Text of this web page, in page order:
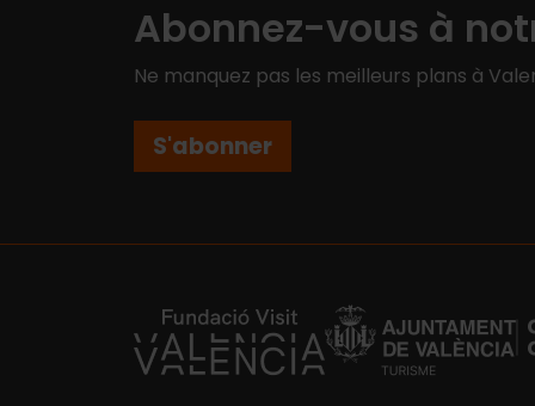
Abonnez-vous à
Ne manquez pas les meilleurs plans à
S'abonner
https://fundacion.visitvalencia.com/